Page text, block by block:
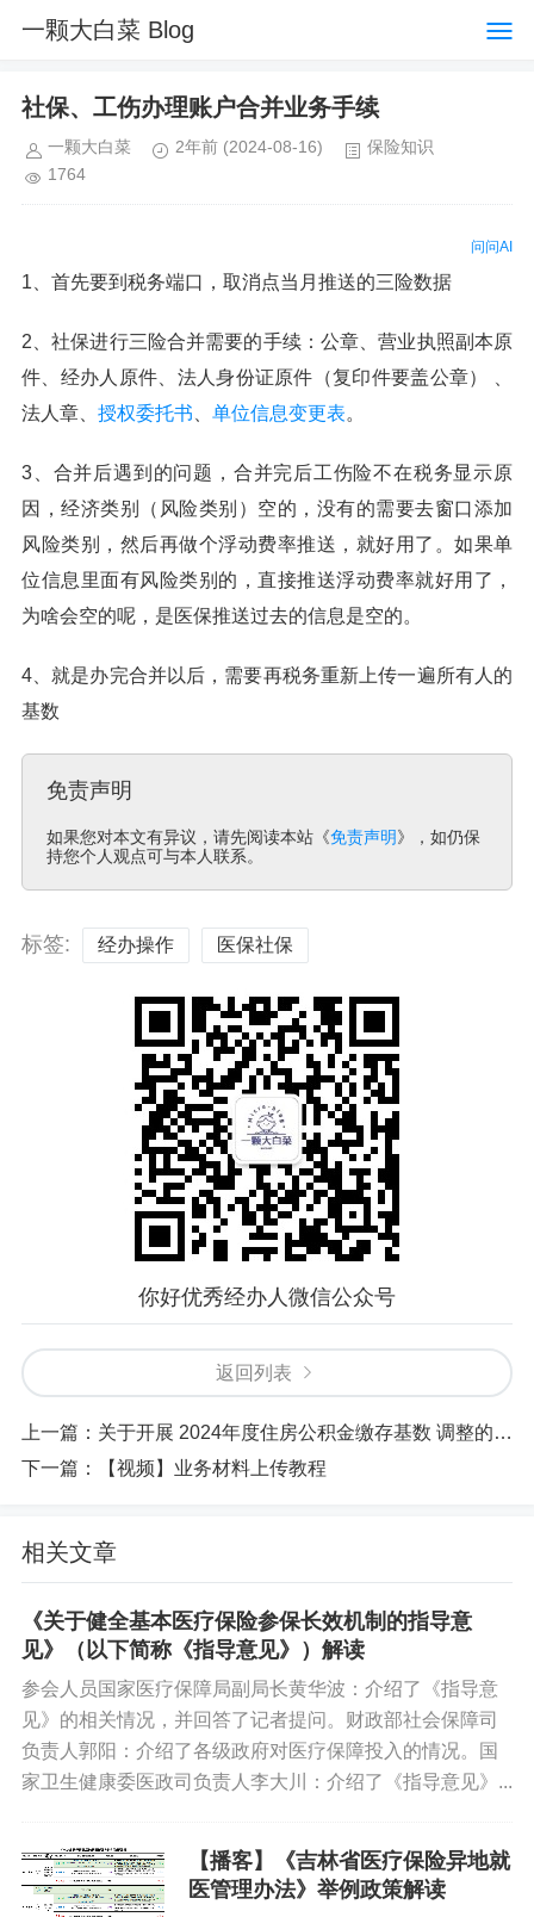
一颗大白菜 Blog
社保、工伤办理账户合并业务手续
一颗大白菜 2年前 (2024-08-16)
保险知识
1764
问问AI
1、首先要到税务端口，取消点当月推送的三险数据
2、社保进行三险合并需要的手续：公章、营业执照副本原
件、经办人原件、法人身份证原件（复印件要盖公章） 、
法人章、 授权委托书 单位信息变更表。
3、合并后遇到的问题，合并完后工伤险不在税务显示原
因，经济类别（风险类别）空的，没有的需要去窗口添加
风险类别，然后再做个浮动费率推送，就好用了。如果单
位信息里面有风险类别的，直接推送浮动费率就好用了，
为啥会空的呢，是医保推送过去的信息是空的。
4、就是办完合并以后，需要再税务重新上传一遍所有人的
基数
免责声明
如果您对本文有异议，请先阅读本站《免责声明》，如仍保
持您个人观点可与本人联系。
标签: 经办操作 医保社保
你好优秀经办人微信公众号
返回列表
上一篇： 关于开展 2024年度住房公积金缴存基数 调整的通知
下一篇：
【视频】业务材料上传教程
相关文章
《关于健全基本医疗保险参保长效机制的指导意
见》（以下简称《指导意见》）解读
参会人员国家医疗保障局副局长黄华波：介绍了《指导意
见》的相关情况，并回答了记者提问。财政部社会保障司
负责人郭阳：介绍了各级政府对医疗保障投入的情况。国
家卫生健康委医政司负责人李大川：介绍了《指导意见》...
【播客】《吉林省医疗保险异地就
医管理办法》举例政策解读